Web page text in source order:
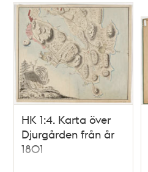
HK 1:4. Karta över
Djurgården från år
1801